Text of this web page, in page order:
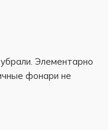
Элементарно
фонари не